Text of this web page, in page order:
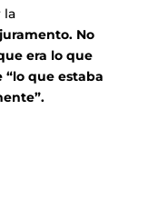
la
No
era lo que
que estaba